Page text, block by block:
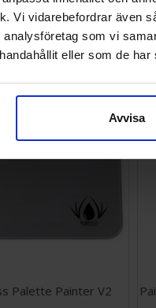
Vi vidarebefordrar även
som vi
eller som de
Avvisa
I lager: 5
Palette Painter V2